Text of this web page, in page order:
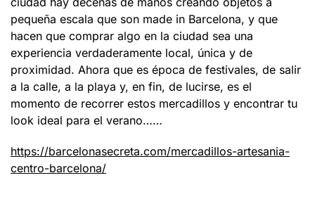
pequeña escala que son made in Barcelona, y que
hacen que comprar algo en la ciudad sea una
experiencia verdaderamente local, única y de
proximidad. Ahora que es época de festivales, de salir
a la calle, a la playa y, en fin, de lucirse, es el
momento de recorrer estos mercadillos y encontrar tu
look ideal para el verano……
https://barcelonasecreta.com/mercadillos-artesania-
centro-barcelona/